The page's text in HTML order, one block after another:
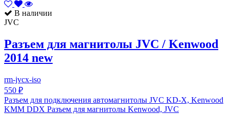
В наличии
JVC
Разъем для магнитолы JVC / Kenwood
2014 new
rm-jvcx-iso
550 ₽
Разъем для подключения автомагнитолы JVC KD-X, Kenwood
KMM DDX Разъем для магнитолы Kenwood, JVC